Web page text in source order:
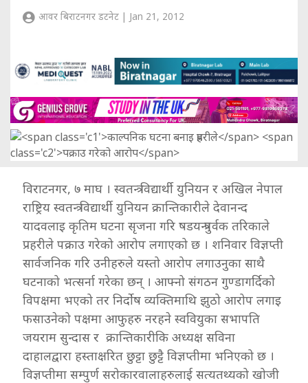
आवर बिराटनगर डटनेट | Jan 21, 2012
विराटनगर, ७ माघ । स्वतन्त्र विद्यार्थी युनियन र अखिल नेपाल
राष्ट्रिय स्वतन्त्र विद्यार्थी युनियन क्रान्तिकारीले देवानन्द
यादवलाइ कृतिम घटना सृजना गरि षडयन्त्रपुर्वक तरिकाले
प्रहरीले पक्राउ गरेको आरोप लगाएको छ । शनिवार विज्ञप्ती
सार्वजनिक गरि उनीहरुले यस्तो आरोप लगाउनुका साथै
घटनाको भत्सर्ना गरेका छन् । आफ्नो संगठन गुण्डागर्दिको
विपक्षमा भएको तर निर्दोष व्यक्तिमाथि झुठो आरोप लगाइ
फसाउनेको पक्षमा आफुहरु नरहने स्ववियुका सभापति
जयराम सुन्दास र क्रान्तिकारीकि अध्यक्ष सविना
दाहालद्वारा हस्ताक्षरित छुट्टा छुट्टै विज्ञप्तीमा भनिएको छ ।
विज्ञप्तीमा सम्पुर्ण सरोकारवालाहरुलाई सत्यतथ्यको खोजी